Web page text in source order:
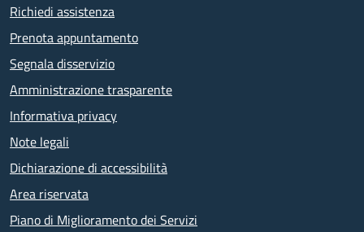
Richiedi assistenza
Prenota appuntamento
Segnala disservizio
Amministrazione trasparente
Informativa privacy
Note legali
Dichiarazione di accessibilità
Area riservata
Piano di Miglioramento dei Servizi